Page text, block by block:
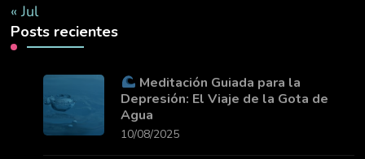
« Jul
Posts recientes
Meditación Guiada para la
Depresión: El Viaje de la Gota de
Agua
10/08/2025